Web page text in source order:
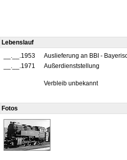
Lebenslauf
__.__.1953
Auslieferung an BBI -
__.__.1971
Außerdienststellung
Verbleib unbekannt
Fotos